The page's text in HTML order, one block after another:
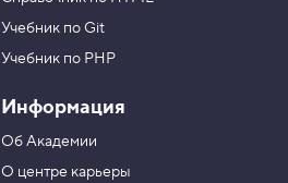
Учебник по Git
Учебник по PHP
Информация
Об Академии
О центре карьеры